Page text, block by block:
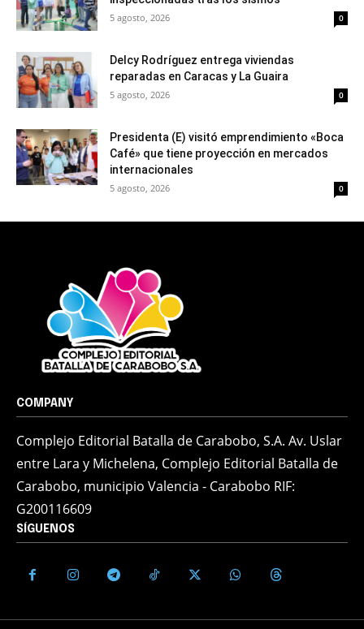
5 agosto, 2026 0
Delcy Rodríguez entrega viviendas
reparadas en Caracas y La Guaira
5 agosto, 2026 0
Presidenta (E) visitó emprendimiento «Boca
Café» que tiene proyección en mercados
internacionales
5 agosto, 2026 0
COMPANY
Complejo Editorial Batalla de Carabobo, S.A. Av. Uslar
entre Lara y Michelena, Complejo Editorial Batalla de
Carabobo, municipio Valencia - Carabobo RIF:
G200116609
SÍGUENOS